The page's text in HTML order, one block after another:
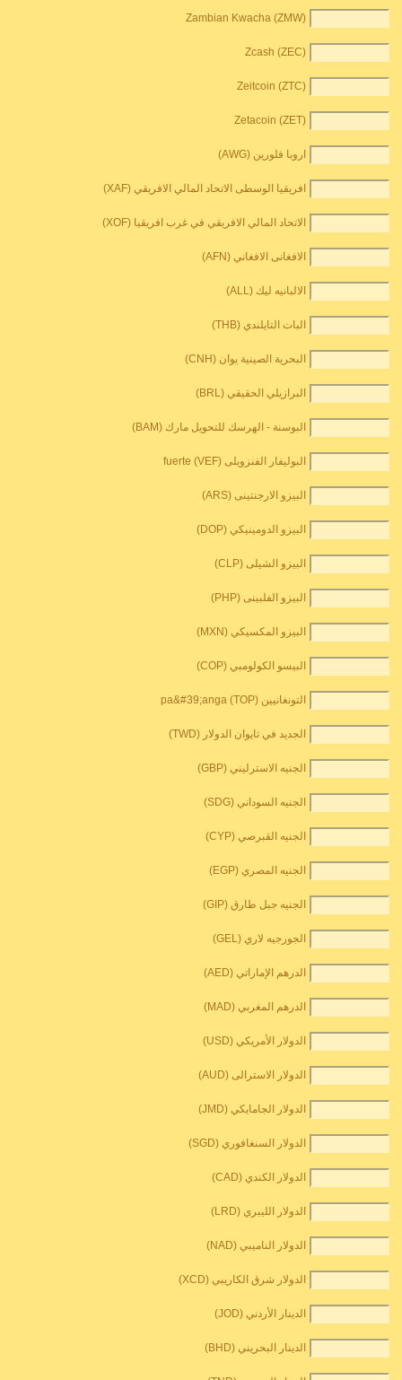
Zambian Kwacha (ZMW)
Zcash (ZEC)
Zeitcoin (ZTC)
Zetacoin (ZET)
اروبا فلورين (AWG)
افريقيا الوسطى الاتحاد المالي الافريقي (XAF)
الاتحاد المالي الافريقي في غرب افريقيا (XOF)
الافغانى الافغاني (AFN)
الالبانيه ليك (ALL)
البات التايلندي (THB)
البحرية الصينية يوان (CNH)
البرازيلي الحقيقي (BRL)
البوسنة - الهرسك للتحويل مارك (BAM)
البوليفار الفنزويلى fuerte (VEF)
البيزو الارجنتينى (ARS)
البيزو الدومينيكي (DOP)
البيزو الشيلى (CLP)
البيزو الفلبينى (PHP)
البيزو المكسيكي (MXN)
البيسو الكولومبي (COP)
التونغانيين pa&#39;anga (TOP)
الجديد في تايوان الدولار (TWD)
الجنيه الاسترليني (GBP)
الجنيه السوداني (SDG)
الجنيه القبرصي (CYP)
الجنيه المصري (EGP)
الجنيه جبل طارق (GIP)
الجورجيه لاري (GEL)
الدرهم الإماراتي (AED)
الدرهم المغربي (MAD)
الدولار الأمريكي (USD)
الدولار الاسترالى (AUD)
الدولار الجامايكي (JMD)
الدولار السنغافوري (SGD)
الدولار الكندي (CAD)
الدولار الليبري (LRD)
الدولار الناميبي (NAD)
الدولار شرق الكاريبي (XCD)
الدينار الأردني (JOD)
الدينار البحريني (BHD)